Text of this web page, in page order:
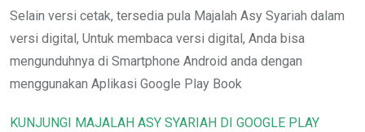
Selain versi cetak, tersedia pula Majalah Asy Syariah dalam
versi digital, Untuk membaca versi digital, Anda bisa
mengunduhnya di Smartphone Android anda dengan
menggunakan Aplikasi Google Play Book
KUNJUNGI MAJALAH ASY SYARIAH DI GOOGLE PLAY